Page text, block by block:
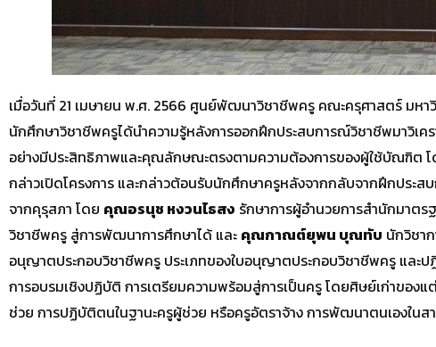
เมื่อวันที่ 21 เมษายน พ.ศ. 2566 ศูนย์พัฒนาวิชาชีพครู คณะครุศาสตร์ มห
นักศึกษาวิชาชีพครูได้นำความรู้หลังการออกฝึกประสบการณ์วิชาชีพมาวิเค
อย่างมีประสิทธิภาพและคุณลักษณะตรงตามความต้องการของผู้ใช้บัณฑิต
กล่าวเปิดโครงการ และกล่าวต้อนรับนักศึกษาครูหลังจากกลับจากฝึกประ
จากคุรุสภา โดย คุณอรนุช หงวนไธสง รักษาการผู้อำนวยการสำนักมาต
วิชาชีพครู สู่การพัฒนาการศึกษาได้ และ คุณกาณต์ยุพน บุณทับ นักวิชา
อนุญาตประกอบวิชาชีพครู ประเภทของใบอนุญาตประกอบวิชาชีพครู และ
การอบรมเชิงปฏิบัติ การเตรียมความพร้อมสู่การเป็นครู โดยศิษย์เก่าขอ
ช่วย การปฏิบัติตนในฐานะครูผู้ช่วย หรือครูอัตราจ้าง การพัฒนาตนเองในส